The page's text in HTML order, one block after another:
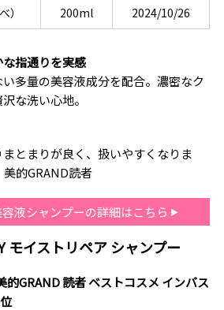
）
200ml 2024/10/26
指通りを実感
多量の美容液成分を配合。濃密なク
な洗い心地。
まとまりが良く、扱いやすくなりま
的GRAND読者
液シャンプーの詳細はこちら
モイストリペア シャンプー
的GRAND 読者 ベストコスメ インバス